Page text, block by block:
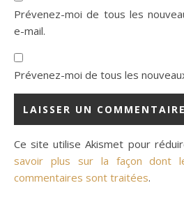
Prévenez-moi de tous les
e-mail.
Prévenez-moi de tous les
Ce site utilise Akismet pour
savoir plus sur la façon dont
commentaires sont traitées.